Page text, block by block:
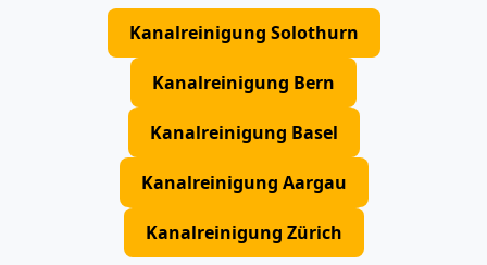
Kanalreinigung Solothurn
Kanalreinigung Bern
Kanalreinigung Basel
Kanalreinigung Aargau
Kanalreinigung Zürich